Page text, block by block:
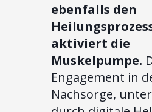
ebenfalls den
aktiviert die
Muskelpumpe.
Engagement in
Nachsorge,